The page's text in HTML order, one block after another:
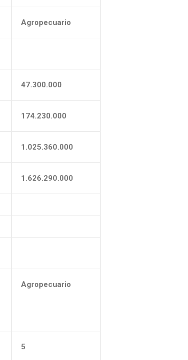
Agropecuario
47.300.000
174.230.000
1.025.360.000
1.626.290.000
Agropecuario
5